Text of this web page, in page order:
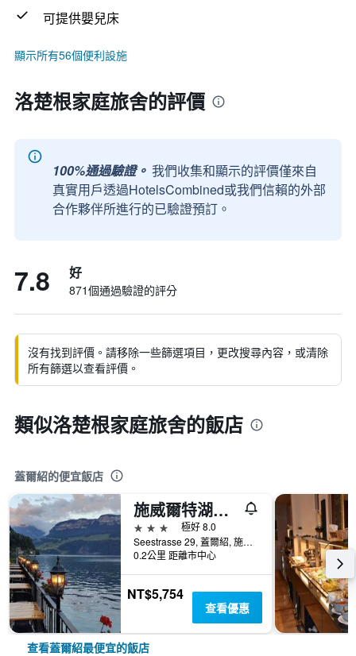
可提供嬰兒床
顯示所有56個便利設施
洛楚根家庭旅舍的評價
100%通過驗證。 我們收集和顯示的評價僅來自
真實用戶透過HotelsCombined或我們信賴的外部
合作夥伴所進行的已驗證預訂。
7.8 好
871個通過驗證的評分
沒有找到評價。請移除一些篩選項目，更改搜尋內容，或清除
所有篩選以查看評價。
類似洛楚根家庭旅舍的飯店
蓋爾紹的便宜飯店
施威爾特湖酒店 - 蓋爾紹
3星級
極好 8.0
Seestrasse 29, 蓋爾紹, 施維茨州, 瑞士
0.2公里 距離市中心
NT$5,754
查看優惠
查看蓋爾紹最便宜的飯店